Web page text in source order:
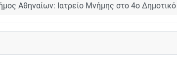
Αθηναίων: Ιατρείο Μνήμης στο 4ο